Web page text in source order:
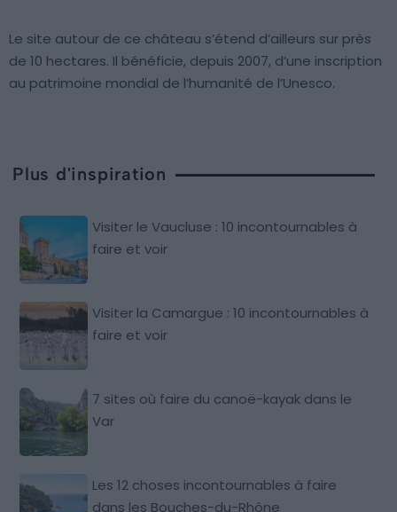
Le site autour de ce château s’étend d’ailleurs sur près
de 10 hectares. Il bénéficie, depuis 2007, d’une inscription
au patrimoine mondial de l’humanité de l’Unesco.
Plus d'inspiration
Visiter le Vaucluse : 10 incontournables à
faire et voir
Visiter la Camargue : 10 incontournables à
faire et voir
7 sites où faire du canoë-kayak dans le
Var
Les 12 choses incontournables à faire
dans les Bouches-du-Rhône